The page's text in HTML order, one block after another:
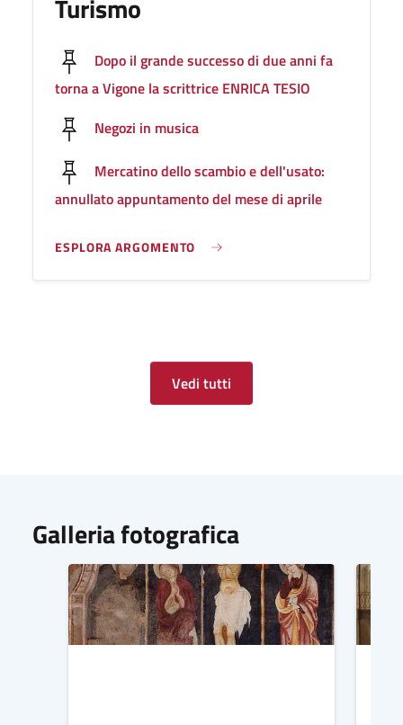
Turismo
Dopo il grande successo di due anni fa
torna a Vigone la scrittrice ENRICA TESIO
Negozi in musica
Mercatino dello scambio e dell'usato:
annullato appuntamento del mese di aprile
ESPLORA ARGOMENTO
Vedi tutti
Galleria fotografica